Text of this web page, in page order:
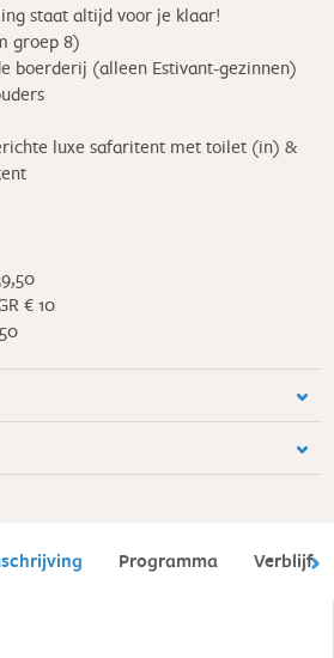
staat altijd voor je klaar!
groep 8)
boerderij (alleen Estivant-gezinnen)
luxe safaritent met toilet (in) &
€ 10
Programma Verblijf